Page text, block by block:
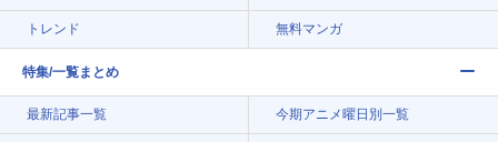
トレンド 無料マンガ
特集/一覧まとめ
最新記事一覧 今期アニメ曜日別一覧